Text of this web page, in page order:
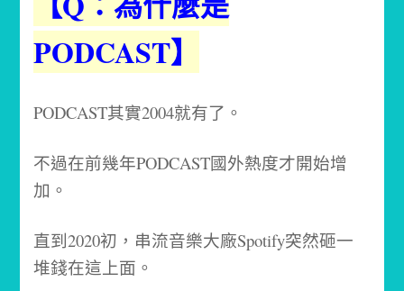
PODCAST】
PODCAST其實2004就有了。
不過在前幾年PODCAST國外熱度才開始增
加。
直到2020初，串流音樂大廠Spotify突然砸一
堆錢在這上面。